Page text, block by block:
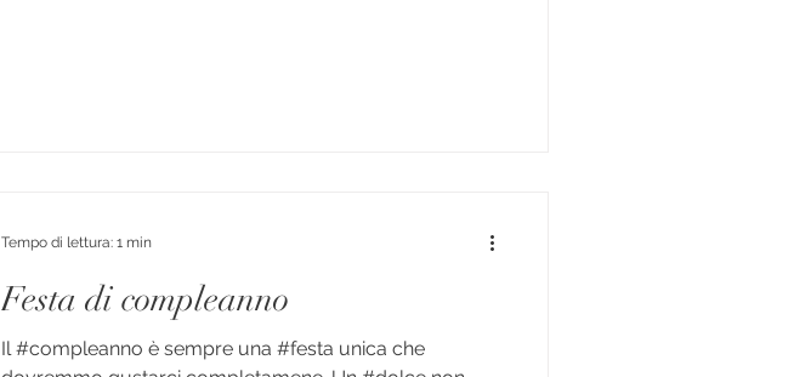
Festa di compleanno
Il #compleanno è sempre una #festa unica che
Tempo di lettura: 1 min